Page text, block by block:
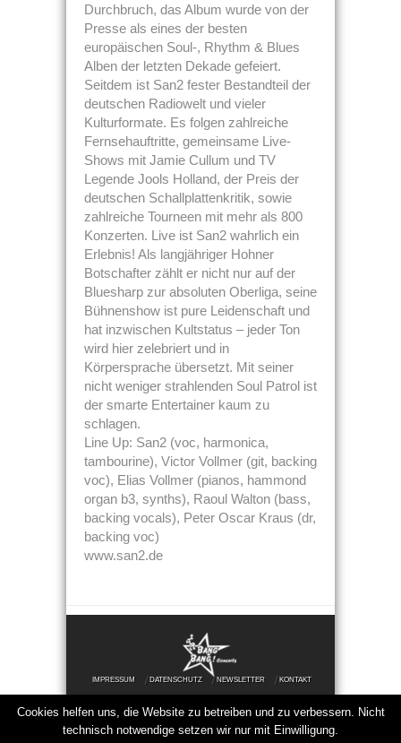
Durchbruch, das Album wurde von der
Presse als eines der besten
europäischen Soul-, Rhythm & Blues
Alben der letzten Dekade gefeiert.
Seitdem ist San2 fester Bestandteil der
deutschen Radiowelt und vieler
Kulturformate. Es folgen zahlreiche
Fernsehauftritte, gemeinsame Live-
Shows mit Jamie Cullum und TV
Legende Jools Holland, der Preis der
deutschen Schallplattenkritik, sowie
zahlreiche Tourneen mit mehr als 800
Konzerten. Live ist San2 wahrlich ein
Erlebnis! Als langjähriger Hohner
Botschafter zählt er nicht nur auf der
Bluesharp zur absoluten Oberliga, seine
Bühnenshow ist pure Leidenschaft und
hat inzwischen Kultstatus – jeder Ton
wird hier zelebriert und in
Körpersprache übersetzt. Mit seiner
nicht weniger strahlenden Soul Patrol ist
der smarte Entertainer kaum zu
schlagen.
Line Up: San2 (voc, harmonica,
tambourine), Victor Vollmer (git, backing
voc), Elias Vollmer (pianos, hammond
organ b3, synths), Raoul Walton (bass,
backing vocals), Peter Oscar Kraus (dr,
backing voc)
www.san2.de
IMPRESSUM DATENSCHUTZ NEWSLETTER KONTAKT
© 2025 Bang Bang Concerts | Alle Rechte
vorbehalten
Cookies helfen uns, die Website zu betreiben und zu verbessern. Nicht
technisch notwendige setzen wir nur mit Einwilligung.